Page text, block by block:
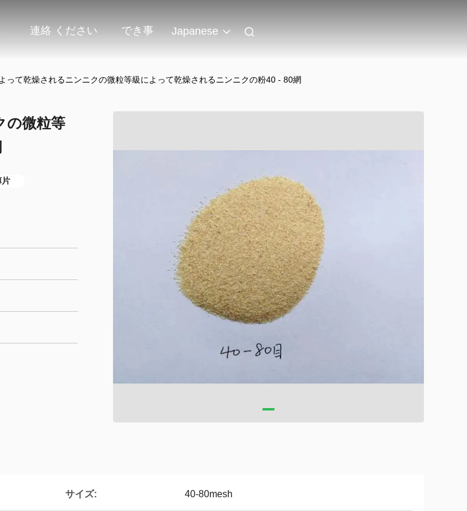
連絡 ください でき事 Japanese
って乾燥されるニンニクの微粒等級によって乾燥されるニンニクの粉40 - 80網
の微粒等
片
サイズ: 40-80mesh